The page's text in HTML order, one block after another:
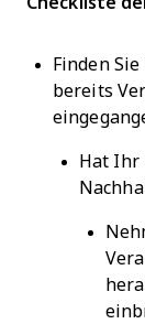
Finden
bereits
Hat Ihr